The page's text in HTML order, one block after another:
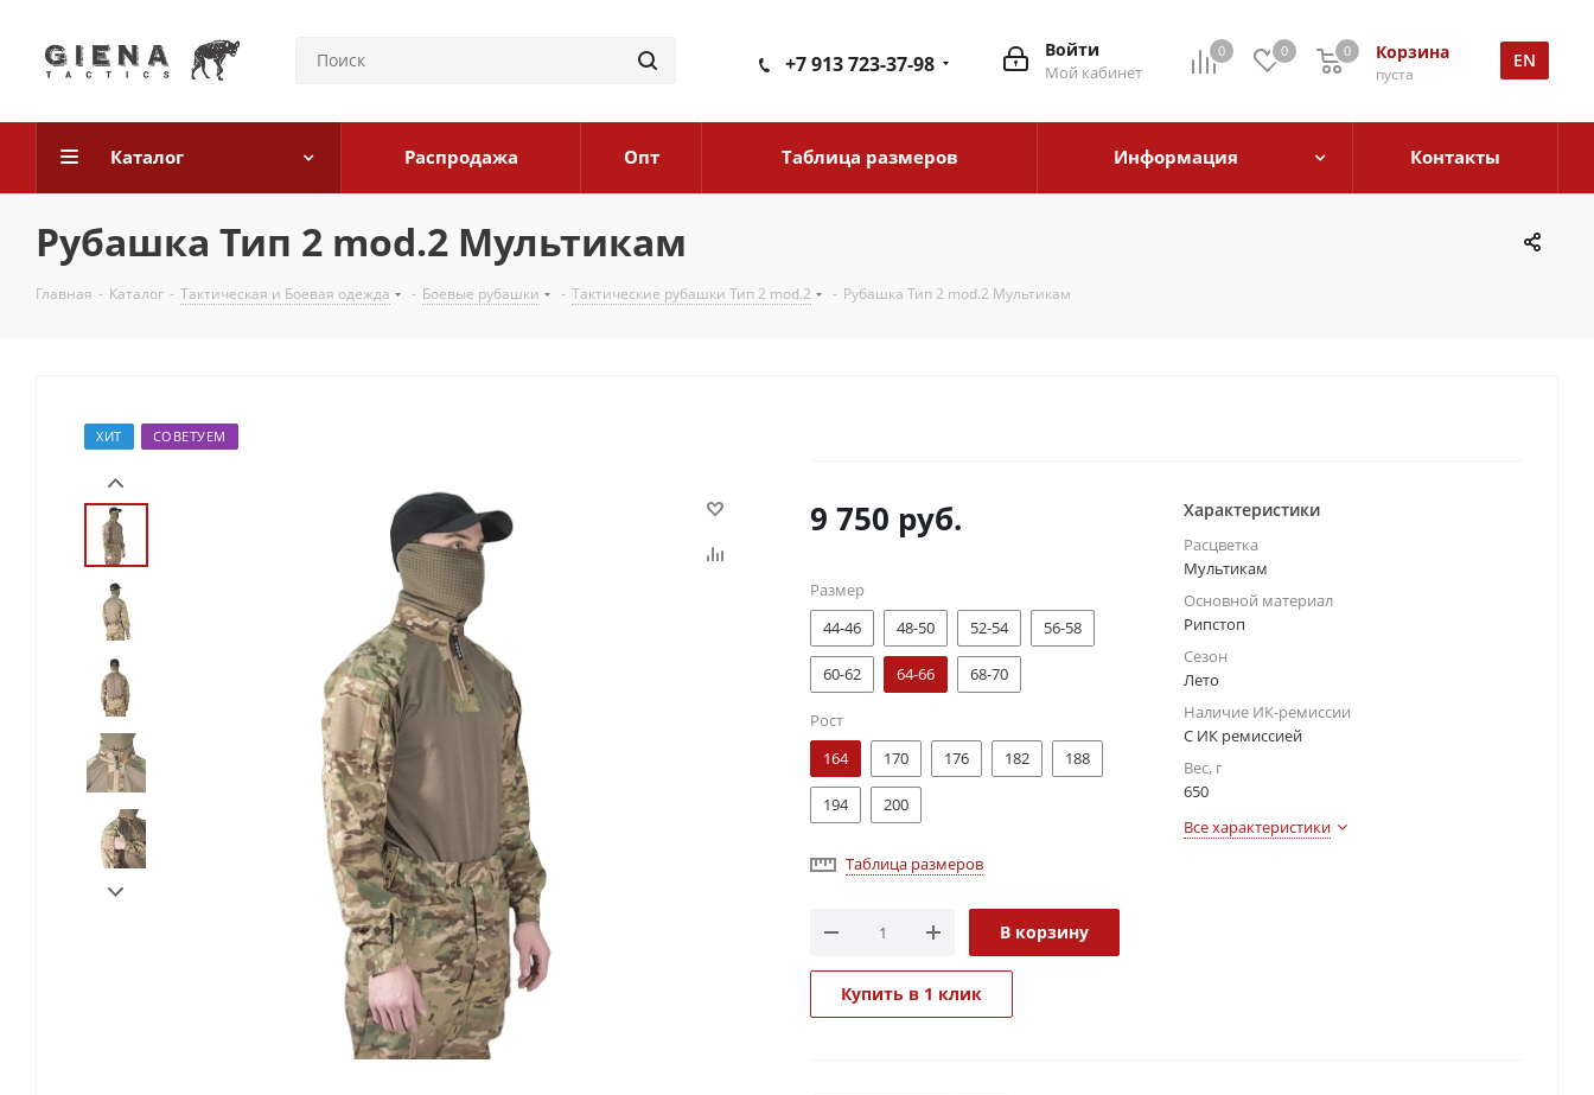
EN
0 0 Корзина
пуста
0
Войти
Мой кабинет
+7 913 723-37-98
Каталог Распродажа Опт Таблица размеров Информация Контакты
Рубашка Тип 2 mod.2 Мультикам
Главная - Каталог - Тактическая и Боевая одежда - Боевые рубашки - Тактические рубашки Тип 2 mod.2 - Рубашка Тип 2 mod.2 Мультикам
ХИТ СОВЕТУЕМ
9 750 руб.
Размер
44-46
48-50 52-54 56-58
60-62 64-66 68-70
Рост
164
170 176 182 188
194 200
Таблица размеров
В корзину
Купить в 1 клик
Характеристики
Расцветка
Мультикам
Основной материал
Рипстоп
Сезон
Лето
Наличие ИК-ремиссии
С ИК ремиссией
Вес, г
650
Все характеристики